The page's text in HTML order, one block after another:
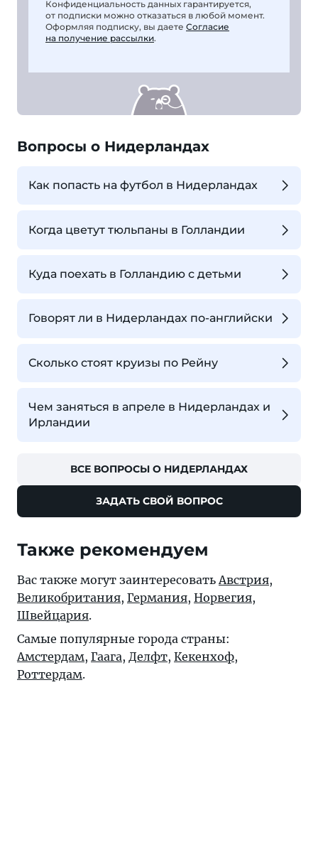
Конфиденциальность данных гарантируется,
от подписки можно отказаться в любой момент.
Оформляя подписку, вы даете Согласие
на получение рассылки.
Вопросы о Нидерландах
Как попасть на футбол в Нидерландах
Когда цветут тюльпаны в Голландии
Куда поехать в Голландию с детьми
Говорят ли в Нидерландах по-английски
Сколько стоят круизы по Рейну
Чем заняться в апреле в Нидерландах и
Ирландии
ВСЕ ВОПРОСЫ О НИДЕРЛАНДАХ
ЗАДАТЬ СВОЙ ВОПРОС
Также рекомендуем
Вас также могут заинтересоватьАвстрия,
Великобритания, Германия, Норвегия,
Швейцария.
Самые популярные города страны:
Амстердам, Гаага, Делфт, Кекенхоф,
Роттердам.